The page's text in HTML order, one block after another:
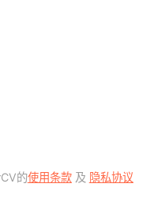
的使用条款及 隐私协议